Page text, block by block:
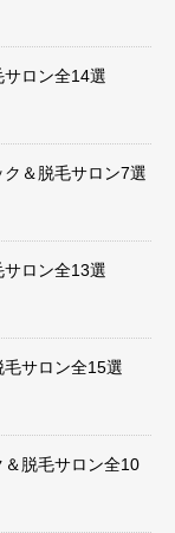
ロン全14選
＆脱毛サロン7選
ロン全13選
サロン全15選
脱毛サロン全10